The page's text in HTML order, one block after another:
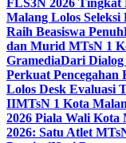
FLS3N 2026 Tingkat
Malang Lolos
Raih Beasiswa Penuh
dan Murid MTsN 1
GramediaDari Dialog
Perkuat Pencegahan
Lolos Desk Evaluasi
IIMTsN 1 Kota
2026 Piala Wali Kota
2026: Satu Atlet